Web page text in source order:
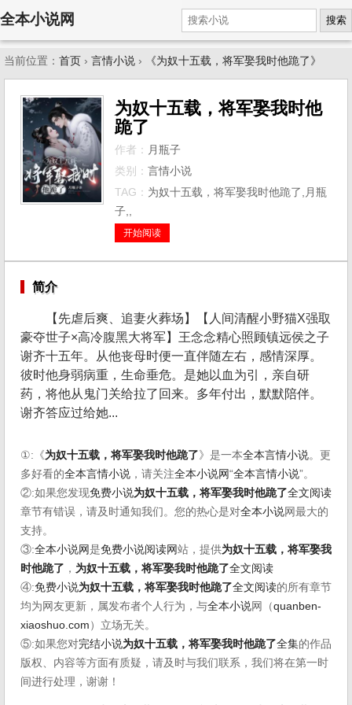
全本小说网 搜索
当前位置： 首页 › 言情小说 › 《为奴十五载，将军娶我时他跪了》
为奴十五载，将军娶我时他
跪了
作者： 月瓶子
类别： 言情小说
TAG： 为奴十五载，将军娶我时他跪了,月瓶
子,,
开始阅读
简介
【先虐后爽、追妻火葬场】【人间清醒小野猫X强取
豪夺世子×高冷腹黑大将军】王念念精心照顾镇远侯之子
谢齐十五年。从他丧母时便一直伴随左右，感情深厚。
彼时他身弱病重，生命垂危。是她以血为引，亲自研
药，将他从鬼门关给拉了回来。多年付出，默默陪伴。
谢齐答应过给她...
①:《为奴十五载，将军娶我时他跪了》是一本全本言情小说。更
多好看的全本言情小说 ，请关注全本小说网“全本言情小说”。
②:如果您发现免费小说为奴十五载，将军娶我时他跪了全文阅读
章节有错误，请及时通知我们。您的热心是对全本小说网最大的
支持。
③:全本小说网是免费小说阅读网站，提供为奴十五载，将军娶我
时他跪了 ， 为奴十五载，将军娶我时他跪了全文阅读
④:免费小说为奴十五载，将军娶我时他跪了全文阅读的所有章节
均为网友更新，属发布者个人行为，与全本小说网（quanben-
xiaoshuo.com ）立场无关。
⑤:如果您对完结小说为奴十五载，将军娶我时他跪了全集的作品
版权、内容等方面有质疑，请及时与我们联系，我们将在第一时
间进行处理，谢谢！